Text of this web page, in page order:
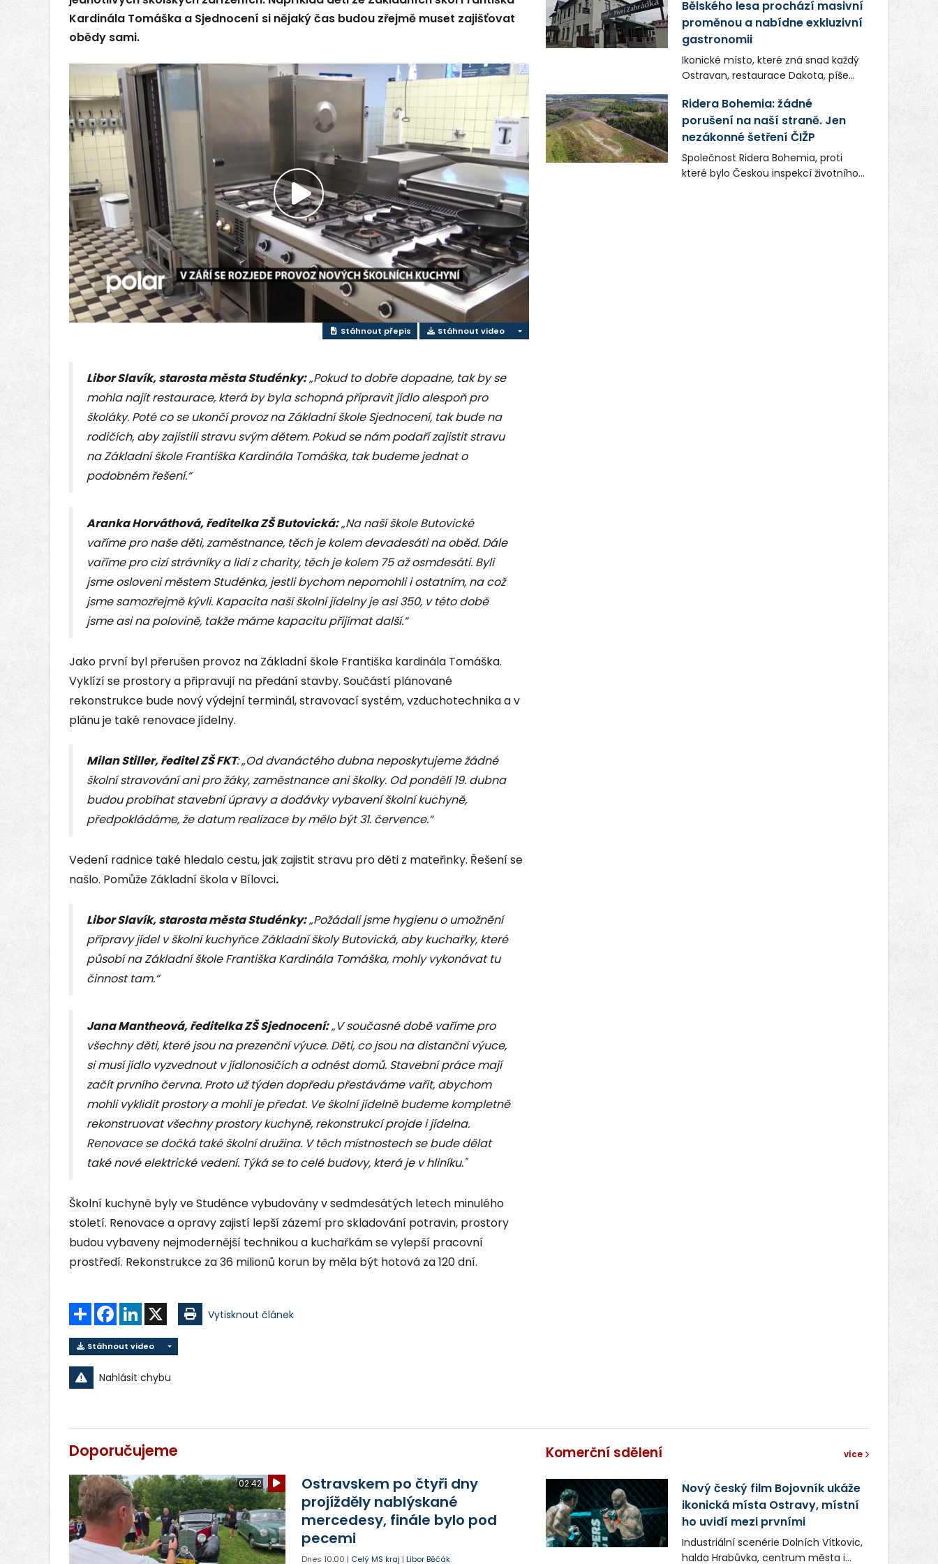
Kardinála Tomáška a Sjednocení si nějaký čas budou zřejmě muset zajišťovat
obědy sami.
Přehrát
video
Stáhnout přepis Stáhnout video
Libor Slavík, starosta města Studénky:„Pokud to dobře dopadne, tak by se
mohla najít restaurace, která by byla schopná připravit jídlo alespoň pro
školáky. Poté co se ukončí provoz na Základní škole Sjednocení, tak bude na
rodičích, aby zajistili stravu svým dětem. Pokud se nám podaří zajistit stravu
na Základní škole Františka Kardinála Tomáška, tak budeme jednat o
podobném řešení.“
Aranka Horváthová, ředitelka ZŠ Butovická:„Na naší škole Butovické
vaříme pro naše děti, zaměstnance, těch je kolem devadesáti na oběd. Dále
vaříme pro cizí strávníky a lidi z charity, těch je kolem 75 až osmdesáti. Byli
jsme osloveni městem Studénka, jestli bychom nepomohli i ostatním, na což
jsme samozřejmě kývli. Kapacita naší školní jídelny je asi 350, v této době
jsme asi na polovině, takže máme kapacitu přijímat další.“
Jako první byl přerušen provoz na Základní škole Františka kardinála Tomáška.
Vyklízí se prostory a připravují na předání stavby. Součástí plánované
rekonstrukce bude nový výdejní terminál, stravovací systém, vzduchotechnika a v
plánu je také renovace jídelny.
Milan Stiller, ředitel ZŠ FKT:„Od dvanáctého dubna neposkytujeme žádné
školní stravování ani pro žáky, zaměstnance ani školky. Od pondělí 19. dubna
budou probíhat stavební úpravy a dodávky vybavení školní kuchyně,
předpokládáme, že datum realizace by mělo být 31. července.“
Vedení radnice také hledalo cestu, jak zajistit stravu pro děti z mateřinky. Řešení se
našlo. Pomůže Základní škola v Bílovci.
Libor Slavík, starosta města Studénky:„Požádali jsme hygienu o umožnění
přípravy jídel v školní kuchyňce Základní školy Butovická, aby kuchařky, které
působí na Základní škole Františka Kardinála Tomáška, mohly vykonávat tu
činnost tam.“
Jana Mantheová, ředitelka ZŠ Sjednocení:„V současné době vaříme pro
všechny děti, které jsou na prezenční výuce. Děti, co jsou na distanční výuce,
si musí jídlo vyzvednout v jídlonosičích a odnést domů. Stavební práce mají
začít prvního června. Proto už týden dopředu přestáváme vařit, abychom
mohli vyklidit prostory a mohli je předat. Ve školní jídelně budeme kompletně
rekonstruovat všechny prostory kuchyně, rekonstrukcí projde i jídelna.
Renovace se dočká také školní družina. V těch místnostech se bude dělat
také nové elektrické vedení. Týká se to celé budovy, která je v hliníku."
Školní kuchyně byly ve Studénce vybudovány v sedmdesátých letech minulého
století. Renovace a opravy zajistí lepší zázemí pro skladování potravin, prostory
budou vybaveny nejmodernější technikou a kuchařkám se vylepší pracovní
prostředí. Rekonstrukce za 36 milionů korun by měla být hotová za 120 dní.
Sdílet FacebookLinkedIn Vytisknout článek
Stáhnout video
Nahlásit chybu
Bělského lesa prochází masivní
proměnou a nabídne exkluzivní
gastronomii
Ikonické místo, které zná snad každý
Ostravan, restaurace Dakota, píše
společnost Dang Investment Group
s.r.o. investuje do projektu přes 50
milionů korun. Cílem je přinést
Ostravě dva špičkové gastronomické
koncepty, které v regionu dosud
chyběly, luxusní středomořskou
Ridera Bohemia: žádné
porušení na naší straně. Jen
nezákonné šetření ČIŽP
Společnost Ridera Bohemia, proti
které bylo Českou inspekcí životního
Doporučujeme
02:42
Ostravskem po čtyři dny
projížděly nablýskané
mercedesy, finále bylo pod
pecemi
Dnes 10:00 | Celý MS kraj |Libor Běčák
Komerční sdělení více
Nový český film Bojovník ukáže
ikonická místa Ostravy, místní
ho uvidí mezi prvními
Industriální scenérie Dolních Vítkovic,
halda Hrabůvka, centrum města i